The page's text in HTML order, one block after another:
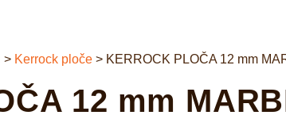
> Kerrock ploče > KERROCK PLOČA 12 mm
12 mm